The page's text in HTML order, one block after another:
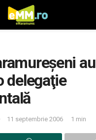
au
delegaţie
11 septembrie 2006 1 min